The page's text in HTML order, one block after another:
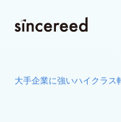
大手企業に強いハイクラス